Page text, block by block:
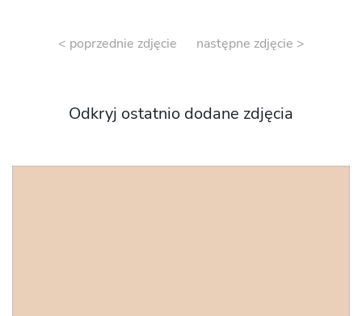
< poprzednie zdjęcie następne zdjęcie >
Odkryj ostatnio dodane zdjęcia